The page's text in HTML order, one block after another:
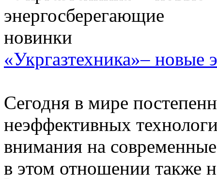
«Укргазтехника»– новые
Сегодня в мире
неэффективных
внимания на
в этом отношении также